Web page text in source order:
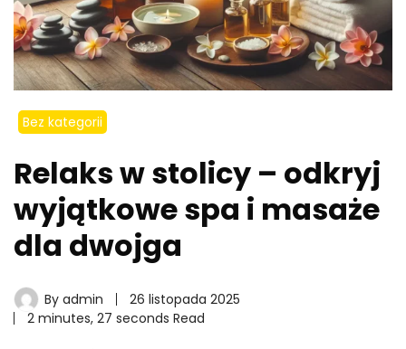
Bez kategorii
Relaks w stolicy – odkryj
wyjątkowe spa i masaże
dla dwojga
By admin
26 listopada 2025
2 minutes, 27 seconds Read